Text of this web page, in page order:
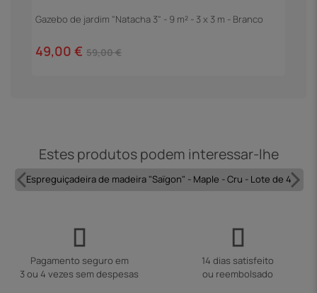
Gazebo de jardim "Natacha 3" - 9 m² - 3 x 3 m - Branco
49,00 € 59,00 €
Estes produtos podem interessar-lhe
Espreguiçadeira de madeira "Saïgon" - Maple - Cru - Lote de 4
Pagamento seguro em
3 ou 4 vezes sem despesas
14 dias satisfeito
ou reembolsado